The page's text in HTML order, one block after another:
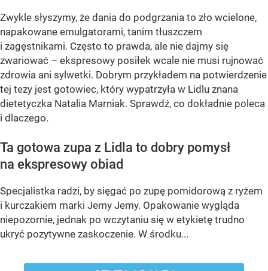
Zwykle słyszymy, że dania do podgrzania to zło wcielone,
napakowane emulgatorami, tanim tłuszczem
i zagęstnikami. Często to prawda, ale nie dajmy się
zwariować – ekspresowy posiłek wcale nie musi rujnować
zdrowia ani sylwetki. Dobrym przykładem na potwierdzenie
tej tezy jest gotowiec, który wypatrzyła w Lidlu znana
dietetyczka Natalia Marniak. Sprawdź, co dokładnie poleca
i dlaczego.
Ta gotowa zupa z Lidla to dobry pomysł
na ekspresowy obiad
Specjalistka radzi, by sięgać po zupę pomidorową z ryżem
i kurczakiem marki Jemy Jemy. Opakowanie wygląda
niepozornie, jednak po wczytaniu się w etykietę trudno
ukryć pozytywne zaskoczenie. W środku...